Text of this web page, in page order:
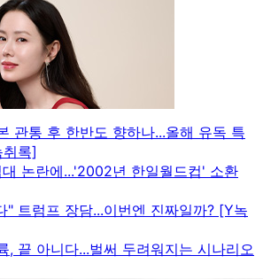
관통 후 한반도 향하나...올해 유독 특
록]
논란에...'2002년 한일월드컵' 소환
" 트럼프 장담...이번엔 진짜일까? [Y녹
, 끝 아니다...벌써 두려워지는 시나리오